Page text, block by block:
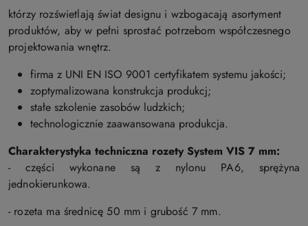
którzy rozświetlają świat designu i wzbogacają asortyment
produktów, aby w pełni sprostać potrzebom współczesnego
projektowania wnętrz.
firma z UNI EN ISO 9001 certyfikatem systemu jakości;
zoptymalizowana konstrukcja produkcj;
stałe szkolenie zasobów ludzkich;
technologicznie zaawansowana produkcja.
Charakterystyka techniczna rozety System VIS 7 mm:
- części wykonane są z nylonu PA6, sprężyna
jednokierunkowa.
- rozeta ma średnicę 50 mm i grubość 7 mm.